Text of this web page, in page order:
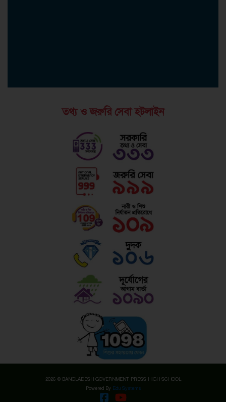
তথ্য ও জরুরি সেবা হটলাইন
2026 © BANGLADESH GOVERNMENT PRESS HIGH SCHOOL
Powered By Edu Systems